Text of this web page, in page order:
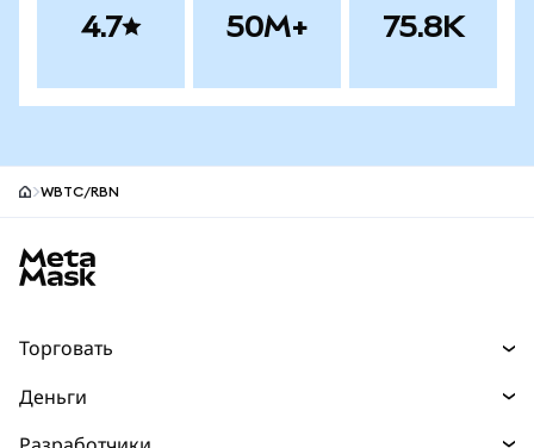
4.7 50M+ 75.8K
WBTC/RBN
Торговать
Деньги